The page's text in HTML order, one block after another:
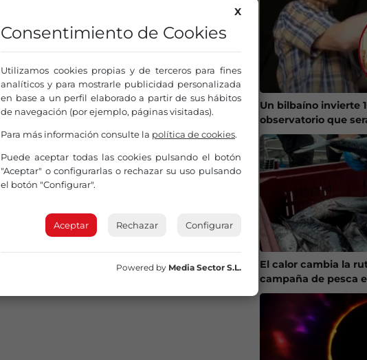
Un bilbaíno invierte
observatorio que
El calor cambia la
campaña de pesca
X
Consentimiento de Cookies
Utilizamos cookies propias y de terceros para fines
analíticos y para mostrarle publicidad personalizada
en base a un perfil elaborado a partir de sus hábitos
de navegación (por ejemplo, páginas visitadas).
Para más información consulte la política de cookies.
Puede aceptar todas las cookies pulsando el botón
"Aceptar" o configurarlas o rechazar su uso pulsando
el botón "Configurar".
Aceptar Rechazar Configurar
Powered by Media Sector S.L.